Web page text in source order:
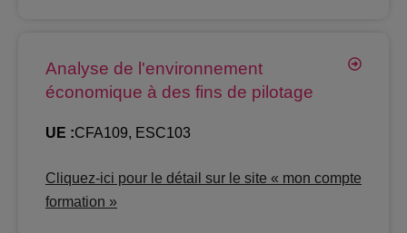
Analyse de l'environnement
économique à des fins de pilotage
UE :CFA109, ESC103
Cliquez-ici pour le détail sur le site « mon compte
formation »